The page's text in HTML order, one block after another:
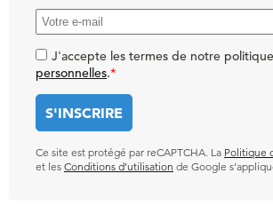
J'accepte les termes de notre
personnelles.*
Ce site est protégé par reCAPTCHA. La Politique
et les Conditions d’utilisation de Google